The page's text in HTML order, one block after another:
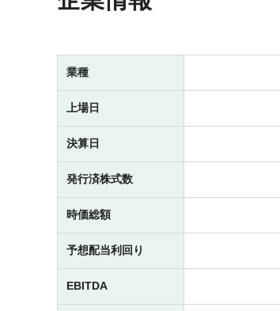
業種
上場日
決算日
発行済株式数
時価総額
予想配当利回り
EBITDA